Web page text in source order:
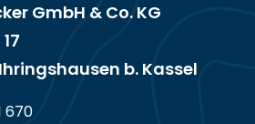
GmbH & Co. KG
b. Kassel
670